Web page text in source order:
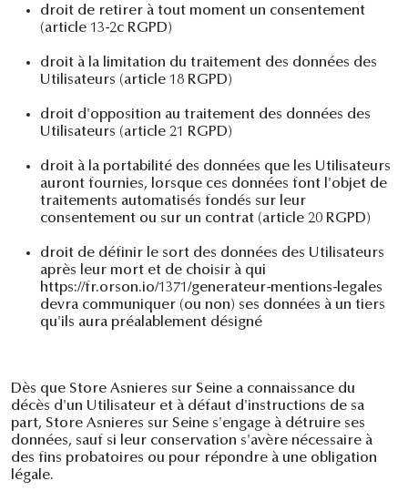
droit de retirer à tout moment un consentement
(article 13-2c RGPD)
droit à la limitation du traitement des données des
Utilisateurs (article 18 RGPD)
droit d'opposition au traitement des données des
Utilisateurs (article 21 RGPD)
droit à la portabilité des données que les Utilisateurs
auront fournies, lorsque ces données font l'objet de
traitements automatisés fondés sur leur
consentement ou sur un contrat (article 20 RGPD)
droit de définir le sort des données des Utilisateurs
après leur mort et de choisir à qui
https://fr.orson.io/1371/generateur-mentions-legales
devra communiquer (ou non) ses données à un tiers
qu'ils aura préalablement désigné
Dès que Store Asnieres sur Seine a connaissance du
décès d'un Utilisateur et à défaut d'instructions de sa
part, Store Asnieres sur Seine s'engage à détruire ses
données, sauf si leur conservation s'avère nécessaire à
des fins probatoires ou pour répondre à une obligation
légale.